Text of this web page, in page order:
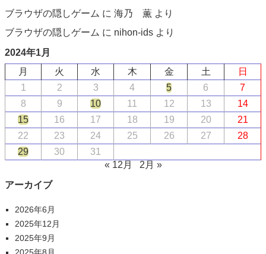
ブラウザの隠しゲーム に 海乃 薫 より
ブラウザの隠しゲーム に nihon-ids より
2024年1月
月
火 水 木 金 土
日
1
2 3 4 5 6
7
8
9 10 11 12 13
14
15
16 17 18 19 20
21
22
23 24 25 26 27
28
29
30
31
« 12月
2月 »
アーカイブ
2026年6月
2025年12月
2025年9月